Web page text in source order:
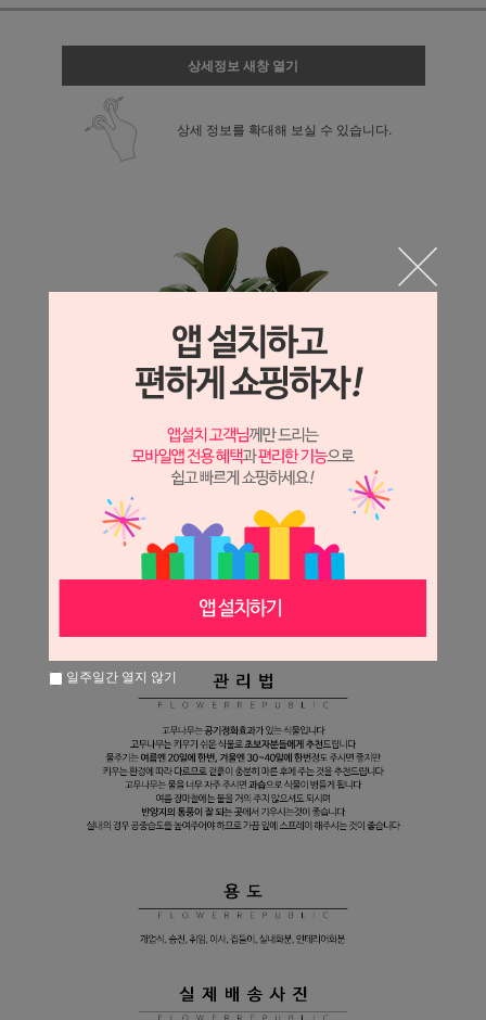
상세정보 새창 열기
상세 정보를 확대해 보실 수 있습니다.
일주일간 열지 않기